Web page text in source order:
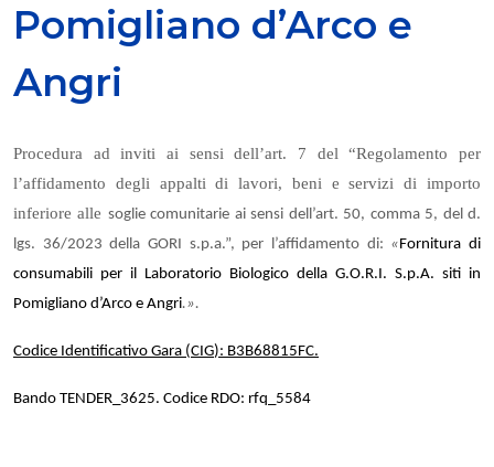
Pomigliano d’Arco e
Angri
Procedura ad inviti ai sensi dell’art. 7 del “Regolamento per
l’affidamento degli appalti di lavori, beni e servizi di importo
inferiore alle soglie comunitarie ai sensi dell’art. 50, comma 5, del d.
lgs. 36/2023 della GORI s.p.a.”, per l’affidamento di: «Fornitura di
consumabili per il Laboratorio Biologico della G.O.R.I. S.p.A. siti in
Pomigliano d’Arco e Angri.».
Codice Identificativo Gara (CIG): B3B68815FC.
Bando TENDER_3625. Codice RDO: rfq_5584